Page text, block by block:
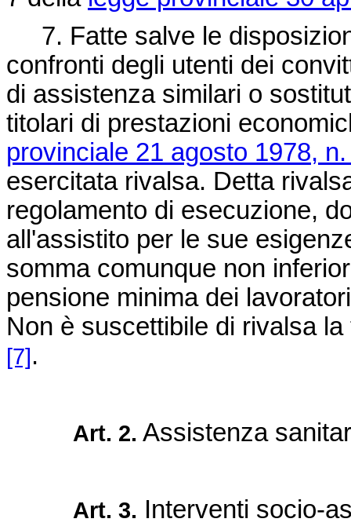
7. Fatte salve le
confronti degli utenti dei
di assistenza similari o
titolari di prestazioni
provinciale 21 agosto 1978,
esercitata rivalsa. Detta
regolamento di esecuzione,
all'assistito per le sue
somma comunque non
pensione minima dei
Non è suscettibile di rivalsa
[7].
Art. 2. Assistenza
Art. 3. Interventi socio-